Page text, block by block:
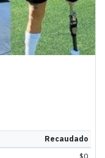
Recaudado
$0